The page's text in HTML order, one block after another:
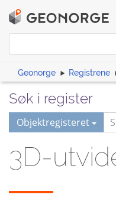
Geonorge Registrene
Søk i register
Objektregisteret
3D-